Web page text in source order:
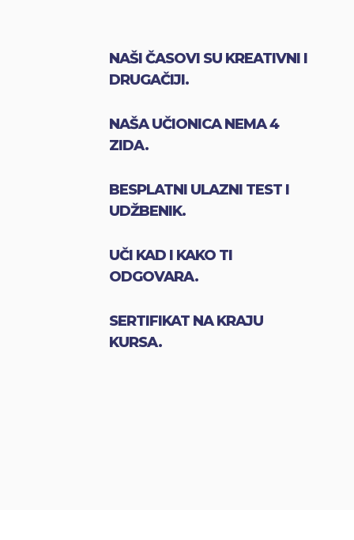
NAŠI ČASOVI SU KREATIVNI I
DRUGAČIJI.
NAŠA UČIONICA NEMA 4
ZIDA.
BESPLATNI ULAZNI TEST I
UDŽBENIK.
UČI KAD I KAKO TI
ODGOVARA.
SERTIFIKAT NA KRAJU
KURSA.